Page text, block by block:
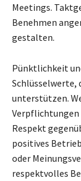
Meetings.
Benehmen
gestalten.
Pünktlichkeit
Schlüsselwerte,
unterstützen.
Verpflichtungen
Respekt
positives
oder
respektvolles